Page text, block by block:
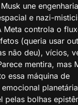
une
e nazi-
Meta controla o
(queria usar
não deu), vícios,
mentira, mas
essa máquina de
pelas bolhas